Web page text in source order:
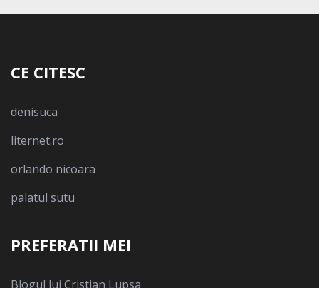
CE CITESC
denisuca
liternet.ro
orlando nicoara
palatul sutu
PREFERATII MEI
Blogul lui Cristian Lupsa